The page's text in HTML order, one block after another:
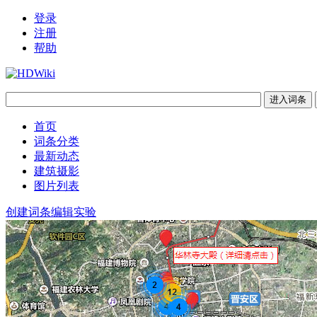
登录
注册
帮助
首页
词条分类
最新动态
建筑摄影
图片列表
创建词条编辑实验